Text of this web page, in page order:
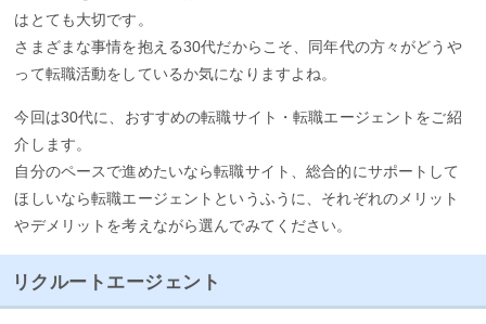
はとても大切です。
さまざまな事情を抱える30代だからこそ、同年代の方々がどうや
って転職活動をしているか気になりますよね。
今回は30代に、おすすめの転職サイト・転職エージェントをご紹
介します。
自分のペースで進めたいなら転職サイト、総合的にサポートして
ほしいなら転職エージェントというふうに、それぞれのメリット
やデメリットを考えながら選んでみてください。
リクルートエージェント